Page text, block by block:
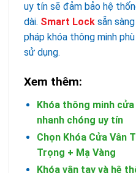
uy tín sẽ đảm bảo hệ
dài. Smart Lock sẵn
pháp khóa thông minh
sử dụng.
Xem thêm:
Khóa thông minh
nhanh chóng uy tín
Chọn Khóa Cửa Vân
Trọng + Mạ Vàng
Khóa vân tay và hệ